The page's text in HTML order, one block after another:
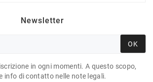
Newsletter
OK
in ogni momenti. A questo scopo,
info di contatto nelle note legali.